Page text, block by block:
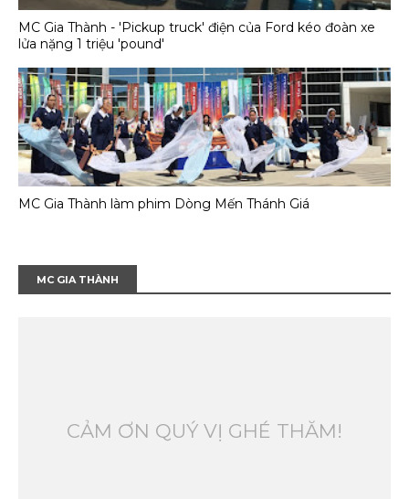
MC Gia Thành - 'Pickup truck' điện của Ford kéo đoàn xe
lửa nặng 1 triệu 'pound'
MC Gia Thành làm phim Dòng Mến Thánh Giá
MC GIA THÀNH
CẢM ƠN QUÝ VỊ GHÉ THĂM!